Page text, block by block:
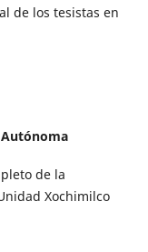
de los tesistas en
de la
Xochimilco